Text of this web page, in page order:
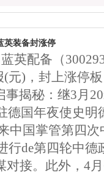
英装备封涨停
配备（300293
(元)，封上涨停
秘：继3月
德国年夜使史
中国掌管第四
行de第四轮中
对接。此外，4